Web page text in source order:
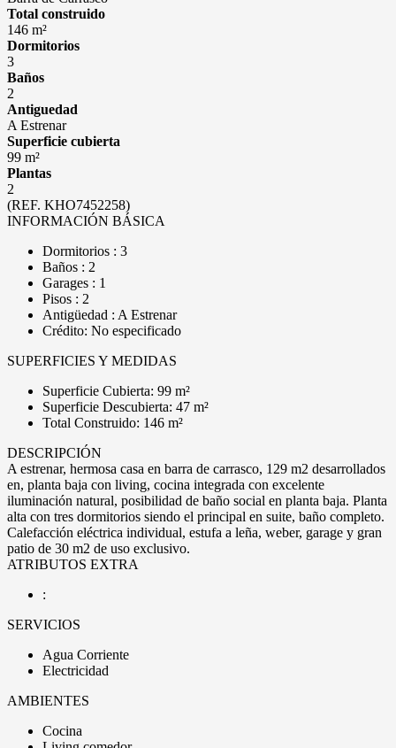
Total construido
146 m²
Dormitorios
3
Baños
2
Antiguedad
A Estrenar
Superficie cubierta
99 m²
Plantas
2
(REF. KHO7452258)
INFORMACIÓN BÁSICA
Dormitorios : 3
Baños : 2
Garages : 1
Pisos : 2
Antigüedad : A Estrenar
Crédito: No especificado
SUPERFICIES Y MEDIDAS
Superficie Cubierta: 99 m²
Superficie Descubierta: 47 m²
Total Construido: 146 m²
DESCRIPCIÓN
A estrenar, hermosa casa en barra de carrasco, 129 m2 desarrollados
en, planta baja con living, cocina integrada con excelente
iluminación natural, posibilidad de baño social en planta baja. Planta
alta con tres dormitorios siendo el principal en suite, baño completo.
Calefacción eléctrica individual, estufa a leña, weber, garage y gran
patio de 30 m2 de uso exclusivo.
ATRIBUTOS EXTRA
:
SERVICIOS
Agua Corriente
Electricidad
AMBIENTES
Cocina